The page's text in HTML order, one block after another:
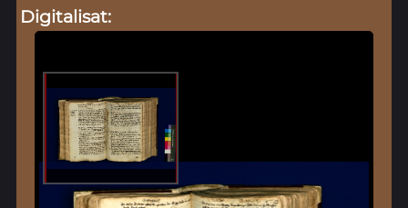
Digitalisat: